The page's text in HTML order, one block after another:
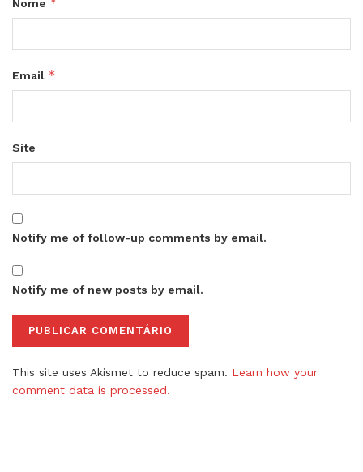
Nome
Email *
Site
Notify me of follow-up comments by email.
Notify me of new posts by email.
This site uses Akismet to reduce spam. Learn how your
comment data is processed.